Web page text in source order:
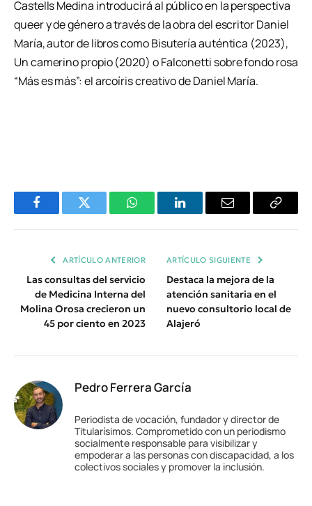
Castells Medina introducirá al público en la perspectiva
queer y de género a través de la obra del escritor Daniel
María, autor de libros como Bisutería auténtica (2023),
Un camerino propio (2020) o Falconetti sobre fondo rosa
“Más es más”: el arcoíris creativo de Daniel María.
FacebookTwitter WhatsAppLinkedInEmail
Copiar
ARTÍCULO ANTERIOR
Las consultas del servicio
de Medicina Interna del
Molina Orosa crecieron un
45 por ciento en 2023
ARTÍCULO SIGUIENTE
Destaca la mejora de la
atención sanitaria en el
nuevo consultorio local de
Alajeró
Pedro Ferrera García
Periodista de vocación, fundador y director de
Titularísimos. Comprometido con un periodismo
socialmente responsable para visibilizar y
empoderar a las personas con discapacidad, a los
colectivos sociales y promover la inclusión.